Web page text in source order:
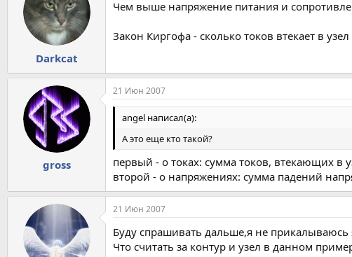
Darkcat
Чем выше напряжение питания и
Закон Киргофа - сколько токов втекает в
gross
21 Июн 2007
angel написал(а):
А это еще кто такой?
первый - о токах: сумма токов, втекающих в
второй - о напряжениях: сумма падений
21 Июн 2007
Буду спрашивать дальше,я не прикалываюсь
Что считать за контур и узел в данном